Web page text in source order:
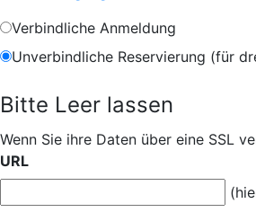
Verbindliche Anmeldung
Unverbindliche Reservierung (für
Wenn Sie ihre Daten über eine SSL
Bitte Leer lassen
URL